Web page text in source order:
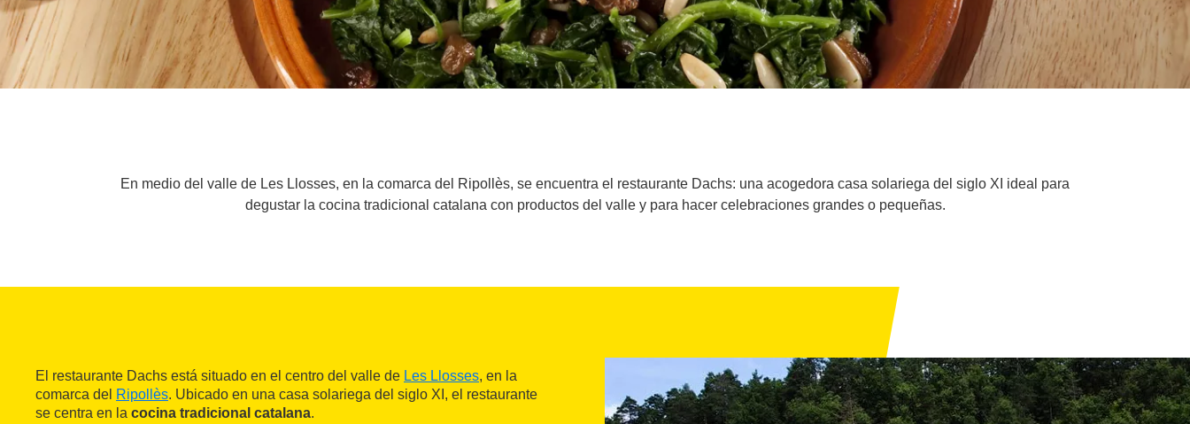
En medio del valle de Les Llosses, en la comarca del Ripollès, se encuentra el restaurante Dachs: una acogedora casa solariega del siglo XI ideal para
degustar la cocina tradicional catalana con productos del valle y para hacer celebraciones grandes o pequeñas.
El restaurante Dachs está situado en el centro del valle de Les Llosses, en la
comarca del Ripollès. Ubicado en una casa solariega del siglo XI, el restaurante
se centra en la cocina tradicional catalana.